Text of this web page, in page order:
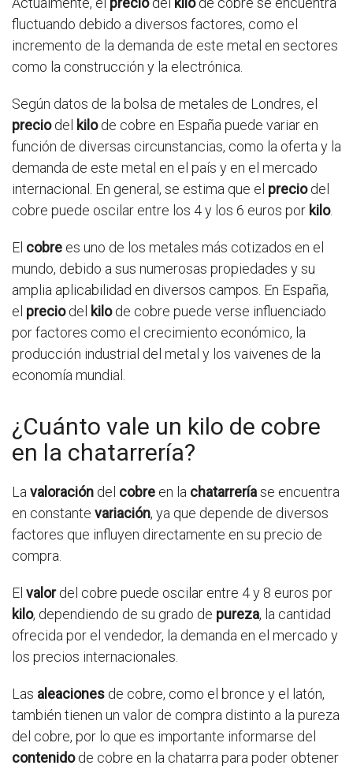
fluctuando debido a diversos factores, como el
incremento de la demanda de este metal en sectores
como la construcción y la electrónica.
Según datos de la bolsa de metales de Londres, el
preciodel kilode cobre en España puede variar en
función de diversas circunstancias, como la oferta y la
demanda de este metal en el país y en el mercado
internacional. En general, se estima que el preciodel
cobre puede oscilar entre los 4 y los 6 euros por kilo.
El cobre es uno de los metales más cotizados en el
mundo, debido a sus numerosas propiedades y su
amplia aplicabilidad en diversos campos. En España,
el preciodel kilode cobre puede verse influenciado
por factores como el crecimiento económico, la
producción industrial del metal y los vaivenes de la
economía mundial.
¿Cuánto vale un kilo de cobre
en la chatarrería?
La valoración del cobre en la chatarreríase encuentra
en constante variación, ya que depende de diversos
factores que influyen directamente en su precio de
compra.
El valordel cobre puede oscilar entre 4 y 8 euros por
kilo, dependiendo de su grado de pureza, la cantidad
ofrecida por el vendedor, la demanda en el mercado y
los precios internacionales.
Las aleaciones de cobre, como el bronce y el latón,
también tienen un valor de compra distinto a la pureza
del cobre, por lo que es importante informarse del
contenidode cobre en la chatarra para poder obtener